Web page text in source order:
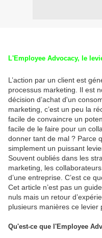
L'Employee Advocacy, le
L’action par un client est
processus marketing. Il est
décision d’achat d'un
marketing, c’est un peu la
facile de convaincre un
facile de le faire pour un
donner tant de mal ? Parce
simplement un puissant
Souvent oubliés dans les
marketing, les
d’une entreprise. C’est ce
Cet article n’est pas un
nuls mais un retour
plusieurs manières ce levier
Qu'est-ce que l'Employee